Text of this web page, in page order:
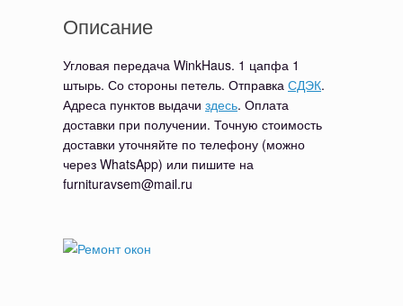
Описание
Угловая передача WinkHaus. 1 цапфа 1
штырь. Со стороны петель. Отправка СДЭК.
Адреса пунктов выдачи здесь. Оплата
доставки при получении. Точную стоимость
доставки уточняйте по телефону (можно
через WhatsApp) или пишите на
furnituravsem@mail.ru